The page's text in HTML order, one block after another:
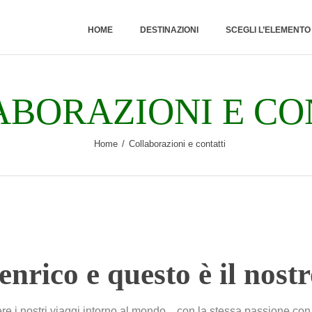
HOME DESTINAZIONI SCEGLI
E
Home Collaborazioni e contatti
HOME
DESTINAZIONI
SCEGLI
L’ELEMENTO
e questo è il